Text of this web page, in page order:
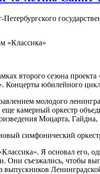
«Классика»
второго сезона
Концерты юбилейного
молодого
камерный оркестр
Моцарта, Гайдна,
симфонический
Я основал его,
Они съезжались, чтобы